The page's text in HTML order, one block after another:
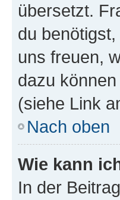
übersetzt.
du
uns freuen,
dazu
(siehe Link
Nach oben
Wie kann
In der